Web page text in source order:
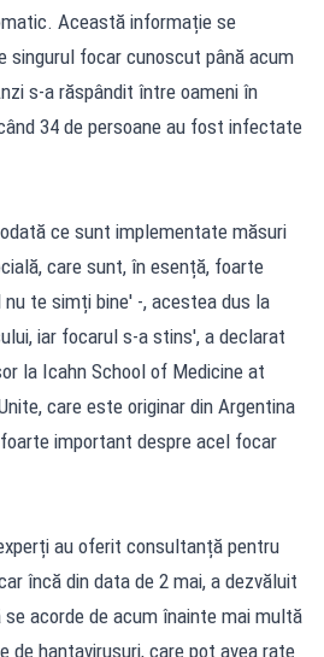
Această informație se
singurul focar cunoscut până acum
s-a răspândit între oameni în
34 de persoane au fost infectate
ce sunt implementate măsuri
care sunt, în esență, foarte
te simți bine' -, acestea dus la
iar focarul s-a stins', a declarat
la Icahn School of Medicine at
care este originar din Argentina
important despre acel focar
au oferit consultanță pentru
încă din data de 2 mai, a dezvăluit
se acorde de acum înainte mai multă
de hantavirusuri, care pot avea rate